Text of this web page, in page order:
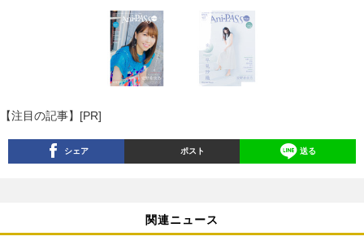
【注目の記事】[PR]
シェア ポスト 送る
関連ニュース